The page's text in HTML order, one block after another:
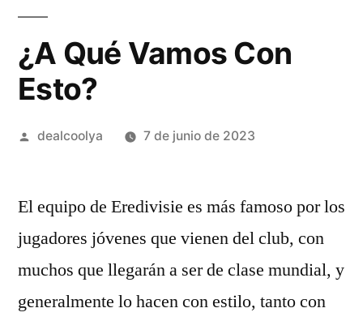
¿A Qué Vamos Con
Esto?
Publicado
dealcoolya 7 de junio de 2023
El equipo de Eredivisie es más famoso por los
jugadores jóvenes que vienen del club, con
muchos que llegarán a ser de clase mundial, y
generalmente lo hacen con estilo, tanto con